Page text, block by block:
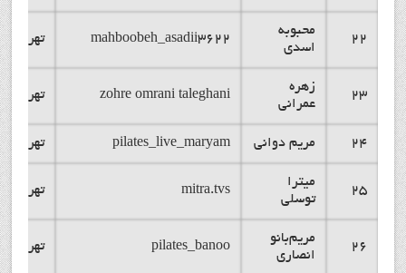
22
محبوبه
اسدی
mahboobeh_asadii3622 تهران
23
زهره
عمرانی
zohre omrani taleghani تهران
24 مریم دوانی pilates_live_maryam تهران
25
میترا
توسلی
mitra.tvs تهران
26
مریم‌بانو
انصاری
pilates_banoo تهران